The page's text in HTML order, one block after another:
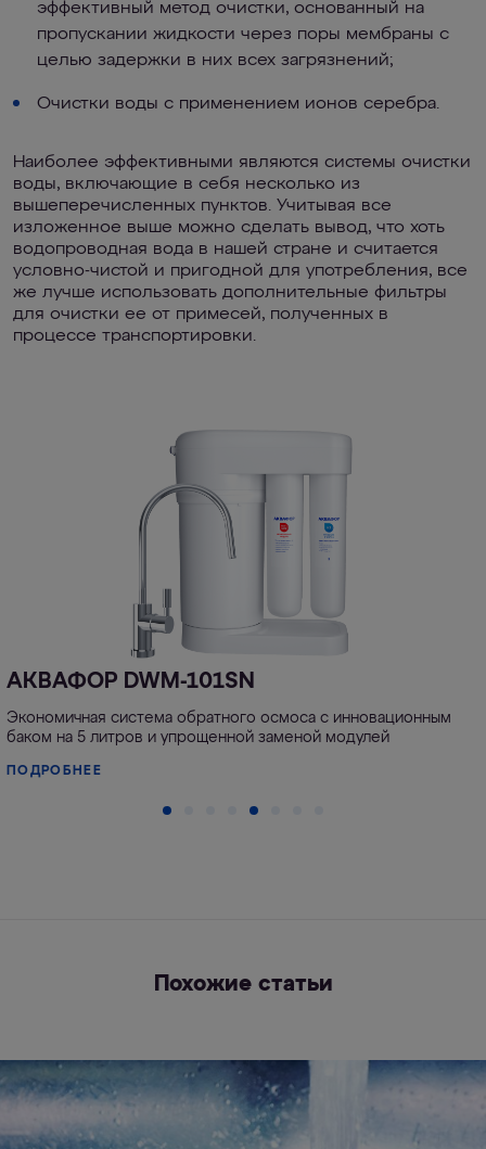
эффективный метод очистки, основанный на
пропускании жидкости через поры мембраны с
целью задержки в них всех загрязнений;
Очистки воды с применением ионов серебра.
Наиболее эффективными являются системы очистки
воды, включающие в себя несколько из
вышеперечисленных пунктов. Учитывая все
изложенное выше можно сделать вывод, что хоть
водопроводная вода в нашей стране и считается
условно-чистой и пригодной для употребления, все
же лучше использовать дополнительные фильтры
для очистки ее от примесей, полученных в
процессе транспортировки.
АКВАФОР DWM-101SN
Экономичная система обратного осмоса с инновационным
баком на 5 литров и упрощенной заменой модулей
ПОДРОБНЕЕ
Похожие статьи